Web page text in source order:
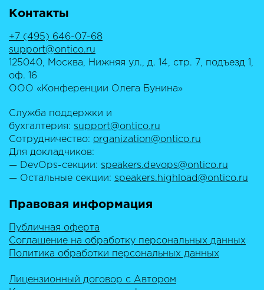
Контакты
+7 (495) 646-07-68
support@ontico.ru
125040, Москва, Нижняя ул., д. 14, стр. 7, подъезд 1,
оф. 16
ООО «Конференции Олега Бунина»
Служба поддержки и
бухгалтерия: support@ontico.ru
Сотрудничество: organization@ontico.ru
Для докладчиков:
— DevOps-секции: speakers.devops@ontico.ru
— Остальные секции: speakers.highload@ontico.ru
Правовая информация
Публичная оферта
Соглашение на обработку персональных данных
Политика обработки персональных данных
Лицензионный договор с Автором